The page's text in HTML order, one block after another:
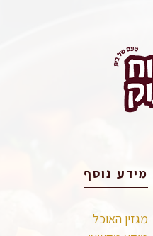
מידע נוסף
מגזין האוכל